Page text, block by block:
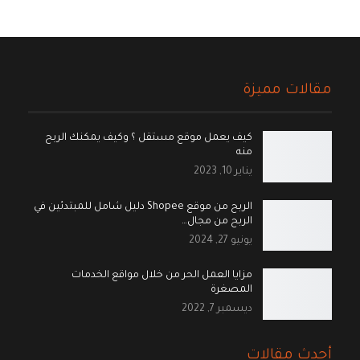
مقالات مميزة
كيف يعمل موقع مستقل ؟ وكيف يمكنك الربح
منه
يناير 10, 2023
الربح من موقع Shopee دليل شامل للمبتدئين في
الربح من مجال…
يونيو 27, 2024
مزايا العمل الحر من خلال مواقع الخدمات
المصغرة
ديسمبر 7, 2022
أحدث مقالات